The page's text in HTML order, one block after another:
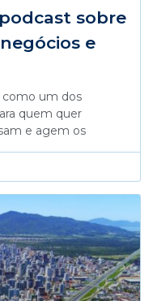
sobre
e
como um dos
quem quer
e agem os